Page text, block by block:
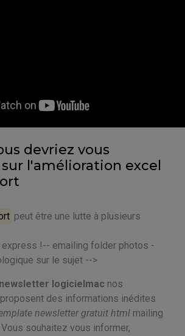
devriez vous
l'amélioration excel
peut être une lutte à plusieurs
!-- emailing folder photos -
sur le sujet -->
newsletter logicielmac nos
des informations inédites
newsletter gratuit html mailing
souhaitez vous informer,